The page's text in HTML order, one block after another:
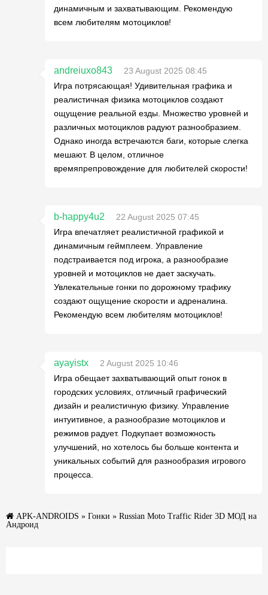
динамичным и захватывающим. Рекомендую
всем любителям мотоциклов!
andreiuxo843
23 August 2025 08:45
Игра потрясающая! Удивительная графика и
реалистичная физика мотоциклов создают
ощущение реальной езды. Множество уровней и
различных мотоциклов радуют разнообразием.
Однако иногда встречаются баги, которые слегка
мешают. В целом, отличное
времяпрепровождение для любителей скорости!
b-happy4u2
22 August 2025 07:45
Игра впечатляет реалистичной графикой и
динамичным геймплеем. Управление
подстраивается под игрока, а разнообразие
уровней и мотоциклов не дает заскучать.
Увлекательные гонки по дорожному трафику
создают ощущение скорости и адреналина.
Рекомендую всем любителям мотоциклов!
ayayistx
2 August 2025 10:46
Игра обещает захватывающий опыт гонок в
городских условиях, отличный графический
дизайн и реалистичную физику. Управление
интуитивное, а разнообразие мотоциклов и
режимов радует. Подкупает возможность
улучшений, но хотелось бы больше контента и
уникальных событий для разнообразия игрового
процесса.
APK-ANDROIDS » Гонки » Russian Moto Traffic Rider 3D МОД на
Андроид